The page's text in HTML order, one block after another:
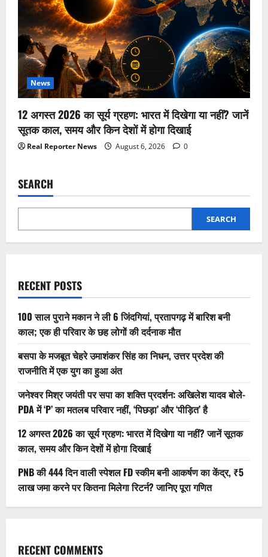
News
12 अगस्त 2026 का सूर्य ग्रहण: भारत में दिखेगा या नहीं? जानें
सूतक काल, समय और किन देशों में होगा दिखाई
Real Reporter News August 6, 2026 0
SEARCH
SEARCH
RECENT POSTS
100 साल पुराने मकान ने ली 6 जिंदगियां, प्रतापगढ़ में बारिश बनी
काल; एक ही परिवार के छह लोगों की दर्दनाक मौत
बसपा के मजबूत चेहरे उमाशंकर सिंह का निधन, उत्तर प्रदेश की
राजनीति में एक युग का हुआ अंत
जनेश्वर मिश्र जयंती पर सपा का शक्ति प्रदर्शन: अखिलेश यादव बोले-
PDA में ‘P’ का मतलब परिवार नहीं, ‘पिछड़ा’ और ‘पीड़ित’ है
12 अगस्त 2026 का सूर्य ग्रहण: भारत में दिखेगा या नहीं? जानें सूतक
काल, समय और किन देशों में होगा दिखाई
PNB की 444 दिन वाली स्पेशल FD स्कीम बनी आकर्षण का केंद्र, ₹5
लाख जमा करने पर कितना मिलेगा रिटर्न? जानिए पूरा गणित
RECENT COMMENTS